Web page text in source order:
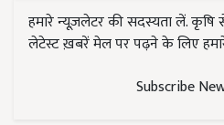
हमारे न्यूज़लेटर की सदस्यता लें.
लेटेस्ट ख़बरें मेल पर पढ़ने के लिए
Subscribe